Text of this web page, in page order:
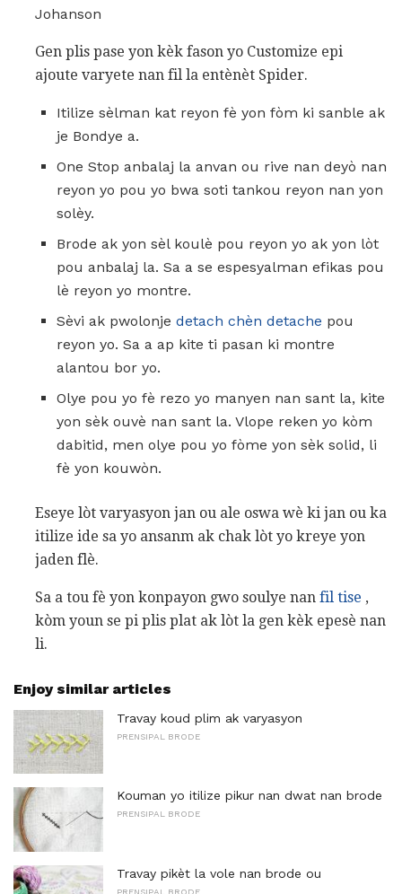
Johanson
Gen plis pase yon kèk fason yo Customize epi
ajoute varyete nan fil la entènèt Spider.
Itilize sèlman kat reyon fè yon fòm ki sanble ak
je Bondye a.
One Stop anbalaj la anvan ou rive nan deyò nan
reyon yo pou yo bwa soti tankou reyon nan yon
solèy.
Brode ak yon sèl koulè pou reyon yo ak yon lòt
pou anbalaj la. Sa a se espesyalman efikas pou
lè reyon yo montre.
Sèvi ak pwolonje detach chèn detache pou
reyon yo. Sa a ap kite ti pasan ki montre
alantou bor yo.
Olye pou yo fè rezo yo manyen nan sant la, kite
yon sèk ouvè nan sant la. Vlope reken yo kòm
dabitid, men olye pou yo fòme yon sèk solid, li
fè yon kouwòn.
Eseye lòt varyasyon jan ou ale oswa wè ki jan ou ka
itilize ide sa yo ansanm ak chak lòt yo kreye yon
jaden flè.
Sa a tou fè yon konpayon gwo soulye nan fil tise ,
kòm youn se pi plis plat ak lòt la gen kèk epesè nan
li.
Enjoy similar articles
Travay koud plim ak varyasyon
PRENSIPAL BRODE
Kouman yo itilize pikur nan dwat nan brode
PRENSIPAL BRODE
Travay pikèt la vole nan brode ou
PRENSIPAL BRODE